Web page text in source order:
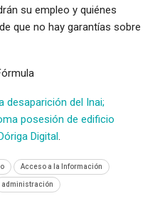
su empleo y quiénes
que no hay garantías sobre
desaparición del Inai;
posesión de edificio
Digital.
Acceso a la Información
administración